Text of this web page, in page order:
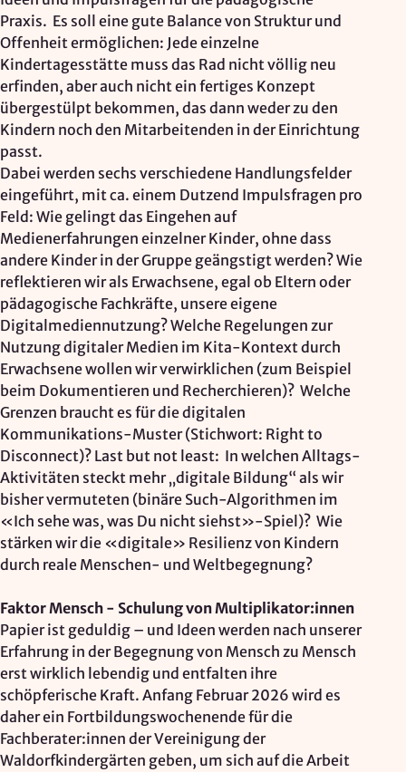
Praxis. Es soll eine gute Balance von Struktur und
Offenheit ermöglichen: Jede einzelne
Kindertagesstätte muss das Rad nicht völlig neu
erfinden, aber auch nicht ein fertiges Konzept
übergestülpt bekommen, das dann weder zu den
Kindern noch den Mitarbeitenden in der Einrichtung
passt.
Dabei werden sechs verschiedene Handlungsfelder
eingeführt, mit ca. einem Dutzend Impulsfragen pro
Feld: Wie gelingt das Eingehen auf
Medienerfahrungen einzelner Kinder, ohne dass
andere Kinder in der Gruppe geängstigt werden? Wie
reflektieren wir als Erwachsene, egal ob Eltern oder
pädagogische Fachkräfte, unsere eigene
Digitalmediennutzung? Welche Regelungen zur
Nutzung digitaler Medien im Kita-Kontext durch
Erwachsene wollen wir verwirklichen (zum Beispiel
beim Dokumentieren und Recherchieren)? Welche
Grenzen braucht es für die digitalen
Kommunikations-Muster (Stichwort: Right to
Disconnect)? Last but not least: In welchen Alltags-
Aktivitäten steckt mehr „digitale Bildung“ als wir
bisher vermuteten (binäre Such-Algorithmen im
«Ich sehe was, was Du nicht siehst»-Spiel)? Wie
stärken wir die «digitale» Resilienz von Kindern
durch reale Menschen- und Weltbegegnung?
Faktor Mensch - Schulung von Multiplikator:innen
Papier ist geduldig – und Ideen werden nach unserer
Erfahrung in der Begegnung von Mensch zu Mensch
erst wirklich lebendig und entfalten ihre
schöpferische Kraft. Anfang Februar 2026 wird es
daher ein Fortbildungswochenende für die
Fachberater:innen der Vereinigung der
Waldorfkindergärten geben, um sich auf die Arbeit